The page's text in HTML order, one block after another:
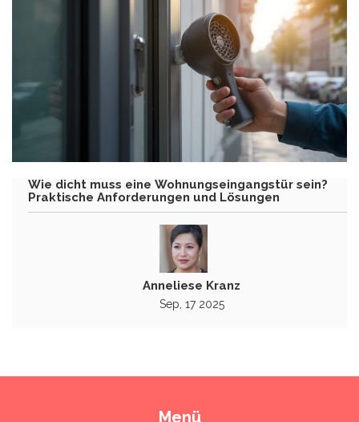
Wie dicht muss eine Wohnungseingangstür sein?
Praktische Anforderungen und Lösungen
Anneliese Kranz
Sep, 17 2025
Menü